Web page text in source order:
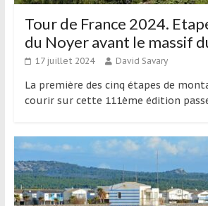
Tour de France 2024.
du Noyer avant le massif
17 juillet 2024 David Savary
La première des cinq étapes de
courir sur cette 111ème édition